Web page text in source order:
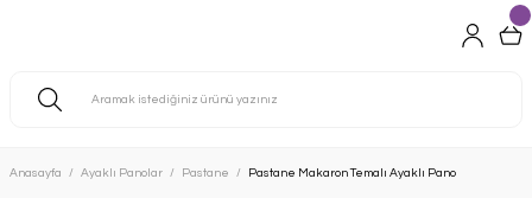
Anasayfa Ayaklı Panolar Pastane Pastane Makaron Temalı Ayaklı Pano